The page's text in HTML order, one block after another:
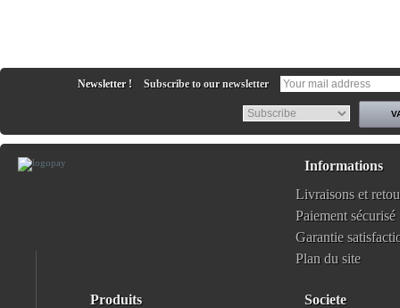
Newsletter ! Subscribe to our newsletter
Informations
Livraisons et
Paiement sécurisé
Garantie
Plan du site
Produits
Societe